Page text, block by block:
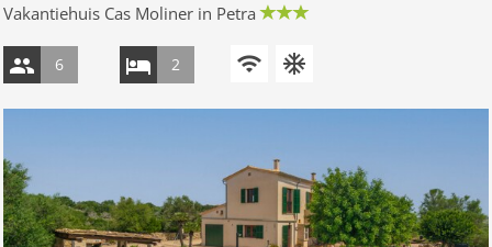
Vakantiehuis Cas Moliner in Petra
6 2